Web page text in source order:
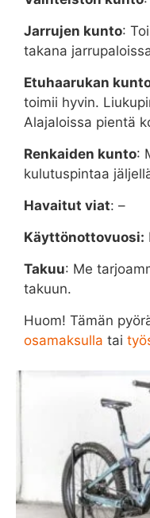
Jarrujen kunto:
takana
Etuhaarukan
toimii hyvin.
Alajaloissa pientä
Renkaiden kunto:
kulutuspintaa
Havaitut viat: –
Käyttönottovuosi:
Takuu: Me
takuun.
Huom! Tämän
osamaksulla tai